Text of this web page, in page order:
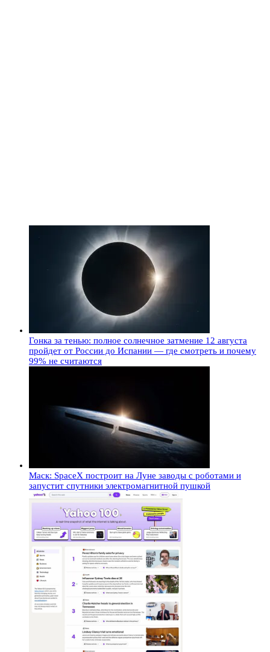
Гонка за тенью: полное солнечное затмение 12 августа
пройдет от России до Испании — где смотреть и почему
99% не считаются
Маск: SpaceX построит на Луне заводы с роботами и
запустит спутники электромагнитной пушкой